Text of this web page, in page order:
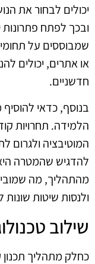
יכולים לבחור את
ובכך לפתח פתרונות
שמבוססים על תחומי
או אתרים, יכולים
חדשניים.
בנוסף, כדאי
הלמידה. תחרויות
המוטיבציה ולגרום
להדגיש שהמטרה
מהתהליך, מה
ולנסות שיטות שונות
שילוב
כחלק מתהליך תכנון